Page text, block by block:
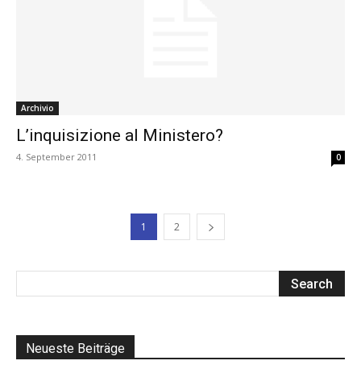
Archivio
L’inquisizione al Ministero?
4. September 2011 0
1 2
Neueste Beiträge